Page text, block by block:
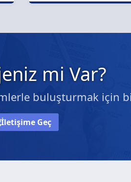
mi Var?
buluşturmak için
İletişime Geç